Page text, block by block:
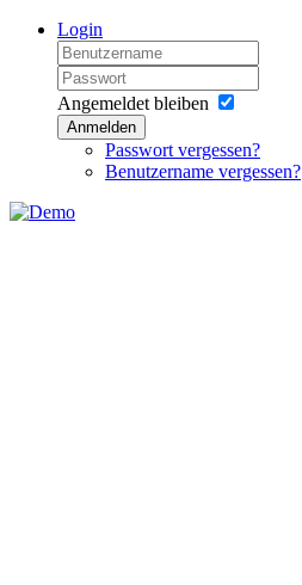
Login
Angemeldet bleiben
Anmelden
Passwort vergessen?
Benutzername vergessen?